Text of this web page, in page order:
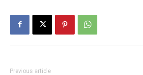
Previous article